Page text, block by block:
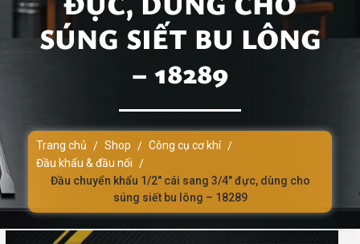
SÚNG SIẾT BU LÔNG
– 18289
Trang chủ / Shop / Công cụ cơ khí /
Đầu khẩu & đầu nối /
Đầu chuyển khẩu 1/2″ cái sang 3/4″ đực, dùng cho
súng siết bu lông – 18289